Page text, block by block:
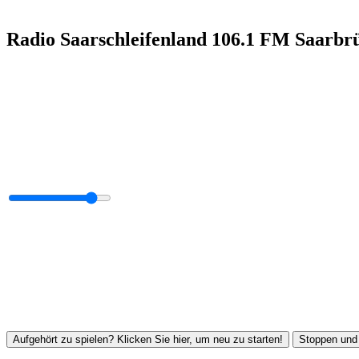
Radio Saarschleifenland 106.1 FM
Aufgehört zu spielen? Klicken Sie hier, um neu zu starten! Stoppen